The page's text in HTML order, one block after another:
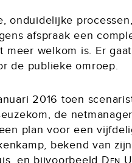
onduidelijke
afspraak een
meer welkom is. Er
de publieke omroep.
2016 toen
de
plan voor een
bekend van
en bijvoorbeeld Den